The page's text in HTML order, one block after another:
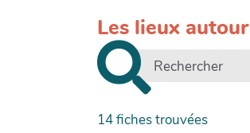
Les lieux
14fiches trouvées